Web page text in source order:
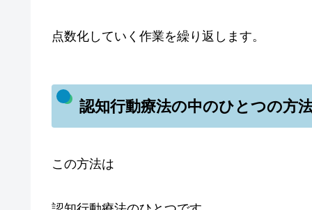
点数化していく作業を繰り返します。
認知行動療法の中のひとつの方
この方法は